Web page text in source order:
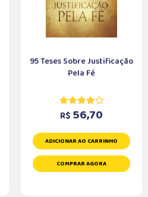
95 Teses Sobre Justificação
Pela Fé
R$ 56,70
ADICIONAR AO CARRINHO
COMPRAR AGORA